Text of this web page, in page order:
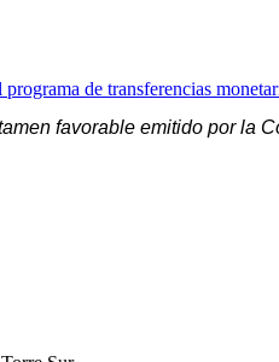
de transferencias
favorable emitido por